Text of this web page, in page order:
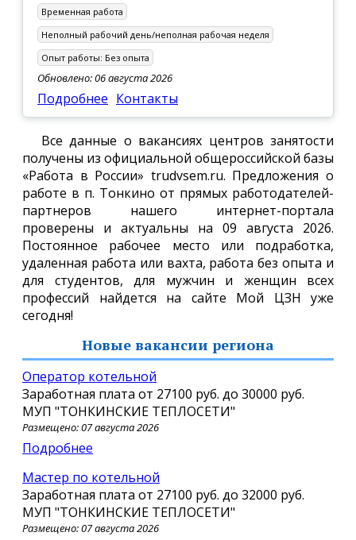
Временная работа
Неполный рабочий день/неполная рабочая неделя
Опыт работы: Без опыта
Обновлено: 06 августа 2026
Подробнее Контакты
Все данные о вакансиях центров занятости
получены из официальной общероссийской базы
«Работа в России» trudvsem.ru. Предложения о
работе в п. Тонкино от прямых работодателей-
партнеров нашего интернет-портала
проверены и актуальны на 09 августа 2026.
Постоянное рабочее место или подработка,
удаленная работа или вахта, работа без опыта и
для студентов, для мужчин и женщин всех
профессий найдется на сайте Мой ЦЗН уже
сегодня!
Новые вакансии региона
Оператор котельной
Заработная плата от 27100 руб. до 30000 руб.
МУП "ТОНКИНСКИЕ ТЕПЛОСЕТИ"
Размещено: 07 августа 2026
Подробнее
Мастер по котельной
Заработная плата от 27100 руб. до 32000 руб.
МУП "ТОНКИНСКИЕ ТЕПЛОСЕТИ"
Размещено: 07 августа 2026